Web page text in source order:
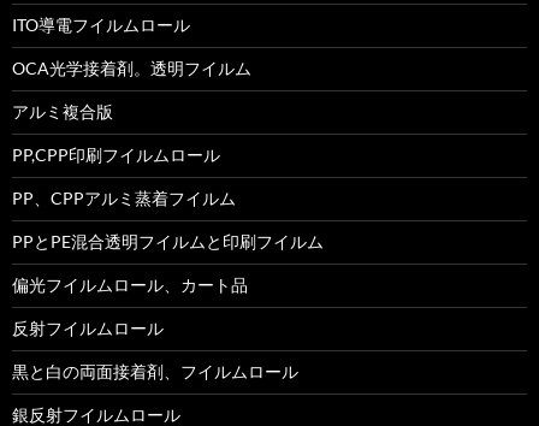
ITO導電フイルムロール
OCA光学接着剤。透明フイルム
アルミ複合版
PP,CPP印刷フイルムロール
PP、CPPアルミ蒸着フイルム
PPとPE混合透明フイルムと印刷フイルム
偏光フイルムロール、カート品
反射フイルムロール
黒と白の両面接着剤、フイルムロール
銀反射フイルムロール